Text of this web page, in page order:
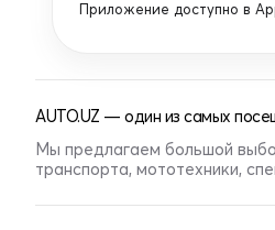
Приложение доступно в
AUTO.UZ — один из самых
Мы предлагаем большой
транспорта, мототехники,